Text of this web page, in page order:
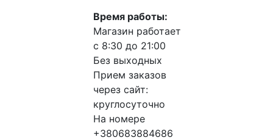
Время работы:
Магазин работает
с 8:30 до 21:00
Без выходных
Прием заказов
через сайт:
круглосуточно
На номере
+380683884686